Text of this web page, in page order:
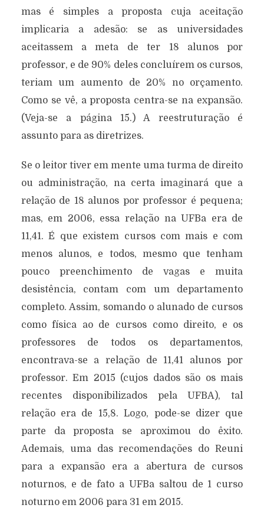
mas é simples a proposta cuja aceitação
implicaria a adesão: se as universidades
aceitassem a meta de ter 18 alunos por
professor, e de 90% deles concluírem os cursos,
teriam um aumento de 20% no orçamento.
Como se vê, a proposta centra-se na expansão.
(Veja-se a página 15.) A reestruturação é
assunto para as diretrizes.
Se o leitor tiver em mente uma turma de direito
ou administração, na certa imaginará que a
relação de 18 alunos por professor é pequena;
mas, em 2006, essa relação na UFBa era de
11,41. É que existem cursos com mais e com
menos alunos, e todos, mesmo que tenham
pouco preenchimento de vagas e muita
desistência, contam com um departamento
completo. Assim, somando o alunado de cursos
como física ao de cursos como direito, e os
professores de todos os departamentos,
encontrava-se a relação de 11,41 alunos por
professor. Em 2015 (cujos dados são os mais
recentes disponibilizados pela UFBA), tal
relação era de 15,8. Logo, pode-se dizer que
parte da proposta se aproximou do êxito.
Ademais, uma das recomendações do Reuni
para a expansão era a abertura de cursos
noturnos, e de fato a UFBa saltou de 1 curso
noturno em 2006 para 31 em 2015.